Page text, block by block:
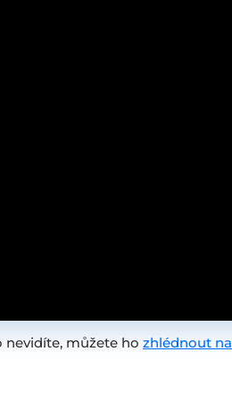
nevidíte, můžete ho zhlédnout